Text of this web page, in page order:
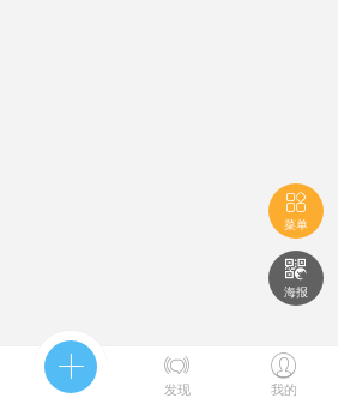

菜单

海报
 
发现

我的